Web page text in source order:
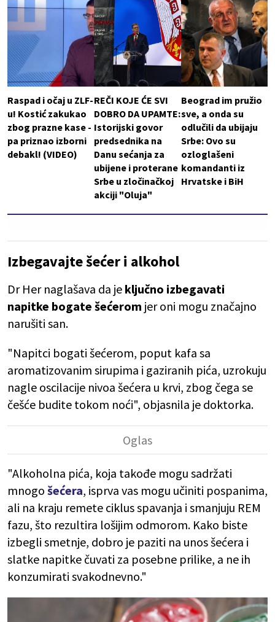
Raspad i očaj u ZLF-
u! Kostić zakukao
zbog prazne kase -
pa priznao izborni
debakl! (VIDEO)
REČI KOJE ĆE SVI
DOBRO DA UPAMTE:
Istorijski govor
predsednika na
Danu sećanja za
ubijene i proterane
Srbe u zločinačkoj
akciji "Oluja"
Beograd im pružio
sve, a onda su
odlučili da ubijaju
Srbe: Ovo su
ozloglašeni
komandanti iz
Hrvatske i BiH
Izbegavajte šećer i alkohol
Dr Her naglašava da je ključno izbegavati
napitke bogate šećerom jer oni mogu značajno
narušiti san.
"Napitci bogati šećerom, poput kafa sa
aromatizovanim sirupima i gaziranih pića, uzrokuju
nagle oscilacije nivoa šećera u krvi, zbog čega se
češće budite tokom noći", objasnila je doktorka.
"Alkoholna pića, koja takođe mogu sadržati
mnogo šećera, isprva vas mogu učiniti pospanima,
ali na kraju remete ciklus spavanja i smanjuju REM
fazu, što rezultira lošijim odmorom. Kako biste
izbegli smetnje, dobro je paziti na unos šećera i
slatke napitke čuvati za posebne prilike, a ne ih
konzumirati svakodnevno."